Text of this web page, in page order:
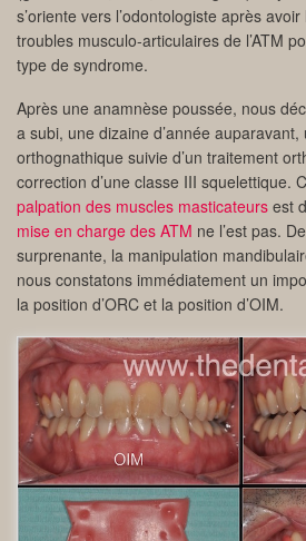
s’oriente vers l’odontologiste après
troubles musculo-articulaires de l’ATM
type de syndrome.
Après une anamnèse poussée, nous
a subi, une dizaine d’année auparavant,
orthognathique suivie d’un traitement
correction d’une classe III squelettique.
palpation des muscles masticateurs est
mise en charge des ATM ne l’est pas.
surprenante, la manipulation
nous constatons immédiatement un
la position d’ORC et la position d’OIM.